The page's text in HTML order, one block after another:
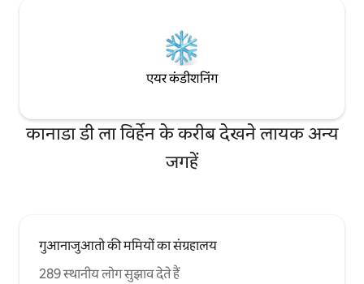
एयर कंडीशनिंग
कानाडा डी ला विर्हेन के करीब देखने लायक अन्य
जगहें
गुआनाजुआतो की ममियों का संग्रहालय
289 स्थानीय लोग सुझाव देते हैं